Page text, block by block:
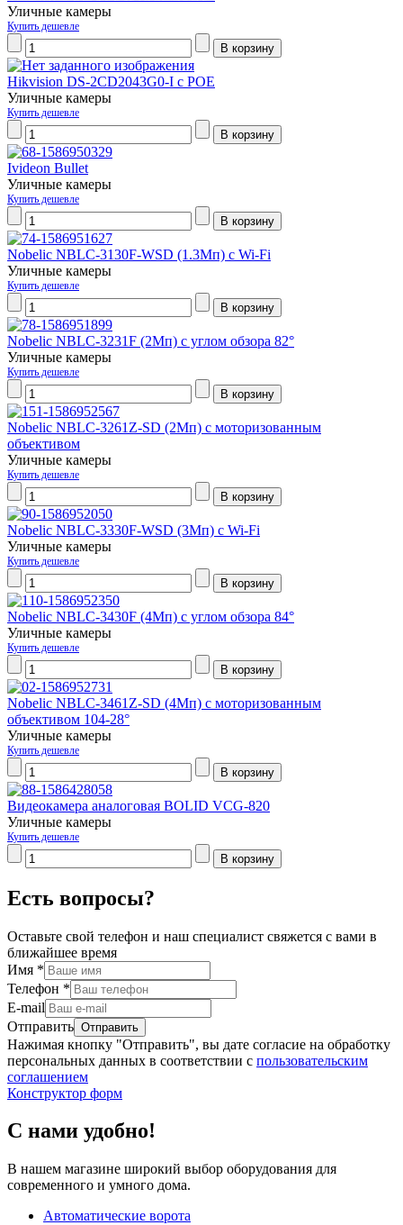
Уличные камеры
Купить дешевле
Hikvision DS-2CD2043G0-I c POE
Уличные камеры
Купить дешевле
Ivideon Bullet
Уличные камеры
Купить дешевле
Nobelic NBLC-3130F-WSD (1.3Мп) с Wi-Fi
Уличные камеры
Купить дешевле
Nobelic NBLC-3231F (2Мп) с углом обзора 82°
Уличные камеры
Купить дешевле
Nobelic NBLC-3261Z-SD (2Мп) с моторизованным
объективом
Уличные камеры
Купить дешевле
Nobelic NBLC-3330F-WSD (3Мп) с Wi-Fi
Уличные камеры
Купить дешевле
Nobelic NBLC-3430F (4Мп) с углом обзора 84°
Уличные камеры
Купить дешевле
Nobelic NBLC-3461Z-SD (4Мп) с моторизованным
объективом 104-28°
Уличные камеры
Купить дешевле
Видеокамера аналоговая BOLID VCG-820
Уличные камеры
Купить дешевле
Есть вопросы?
Оставьте свой телефон и наш специалист свяжется с вами в
ближайшее время
Имя *
Телефон *
E-mail
Отправить
Нажимая кнопку "Отправить", вы дате согласие на обработку
персональных данных в соответствии с пользовательским
соглашением
Конструктор форм
С нами удобно!
В нашем магазине широкий выбор оборудования для
современного и умного дома.
Автоматические ворота